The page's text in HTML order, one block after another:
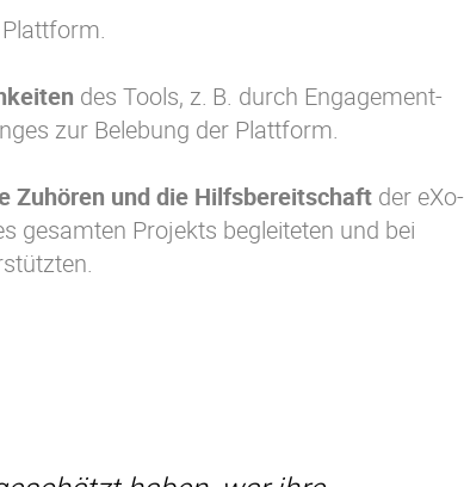
des Tools, z. B. durch Engagement-
zur Belebung der Plattform.
Zuhören und die Hilfsbereitschaft der eXo-
gesamten Projekts begleiteten und bei